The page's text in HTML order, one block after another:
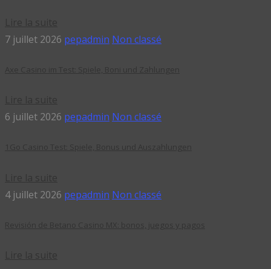
7 juillet 2026 pepadmin Non classé
6 juillet 2026 pepadmin Non classé
4 juillet 2026 pepadmin Non classé